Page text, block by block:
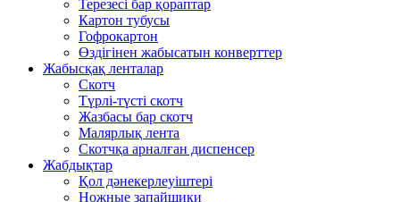
Терезесі бар қораптар
Картон тубусы
Гофрокартон
Өздігінен жабысатын конверттер
Жабысқақ ленталар
Скотч
Түрлі-түсті скотч
Жазбасы бар скотч
Малярлық лента
Скотчқа арналған диспенсер
Жабдықтар
Қол дәнекерлеуіштері
Ножные запайщики